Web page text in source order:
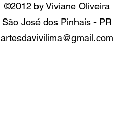
©2012 byViviane Oliveira
São José dos Pinhais - PR
artesdavivilima@gmail.com